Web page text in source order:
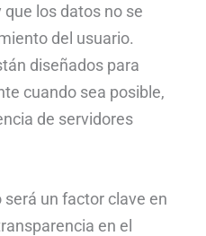
los datos no se
del usuario.
diseñados para
cuando sea posible,
de servidores
un factor clave en
en el